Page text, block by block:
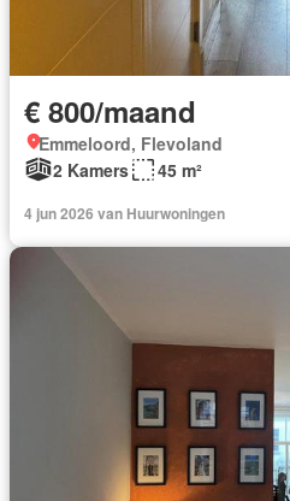
€ 800/maand
Emmeloord, Flevoland
2 Kamers
45 m²
4 jun 2026 van Huurwoningen